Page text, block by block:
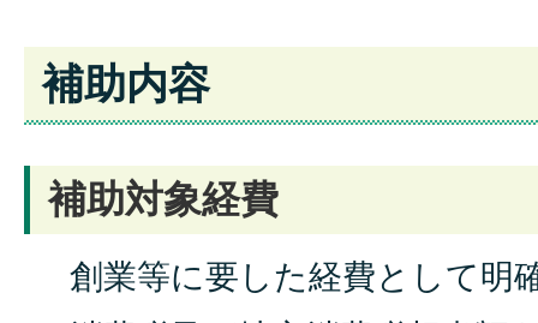
補助内容
補助対象経費
創業等に要した経費として明